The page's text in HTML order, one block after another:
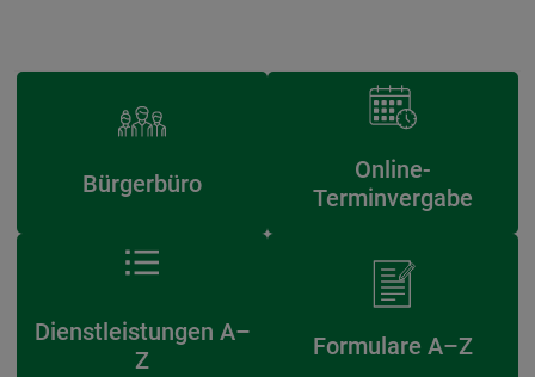
Bürgerbüro
Online-
Terminvergabe
Dienstleistungen A–
Z
Formulare A–Z